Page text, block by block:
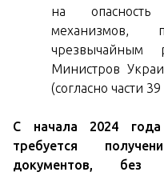
на
механизмов,
чрезвычайным
Министров
(согласно части
С начала 2024 года
требуется
документов, без